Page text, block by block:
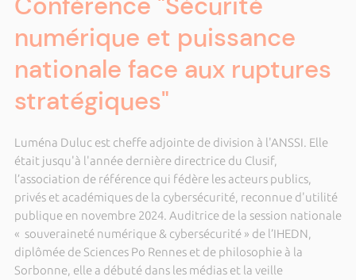
numérique et puissance
nationale face aux ruptures
stratégiques"
Luména Duluc est cheffe adjointe de division à l'ANSSI. Elle
était jusqu'à l'année dernière directrice du Clusif,
l’association de référence qui fédère les acteurs publics,
privés et académiques de la cybersécurité, reconnue d'utilité
publique en novembre 2024. Auditrice de la session nationale
« souveraineté numérique & cybersécurité » de l’IHEDN,
diplômée de Sciences Po Rennes et de philosophie à la
Sorbonne, elle a débuté dans les médias et la veille